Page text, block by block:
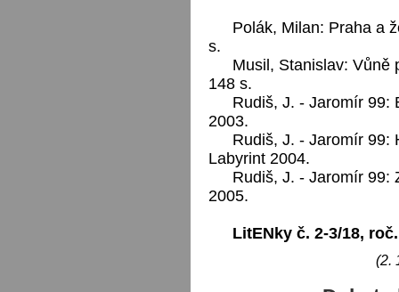
Polák, Milan: Praha a
s.
Musil, Stanislav: Vůně
148 s.
Rudiš, J. - Jaromír 99:
2003.
Rudiš, J. - Jaromír 99:
Labyrint 2004.
Rudiš, J. - Jaromír 99:
2005.
LitENky č. 2-3/18,
(2.